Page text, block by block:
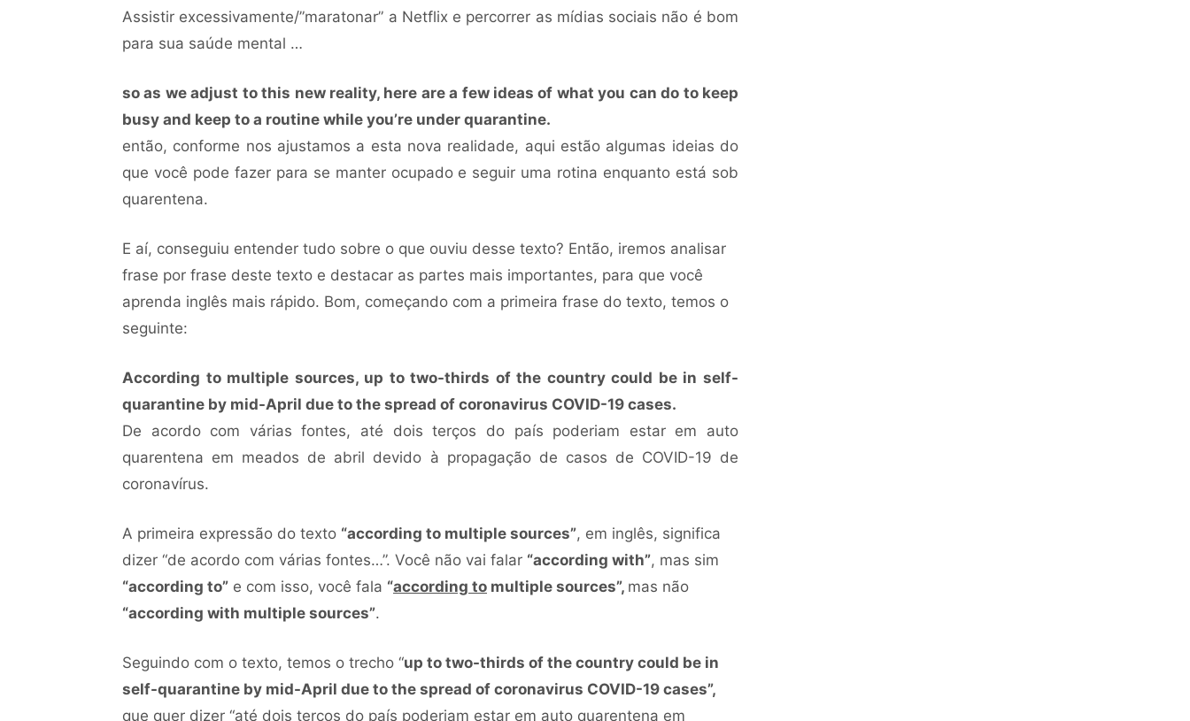
Assistir excessivamente/”maratonar” a Netflix e percorrer as mídias sociais não é bom
para sua saúde mental …
so as we adjust to this new reality, here are a few ideas of what you can do to keep
busy and keep to a routine while you’re under quarantine.
então, conforme nos ajustamos a esta nova realidade, aqui estão algumas ideias do
que você pode fazer para se manter ocupado e seguir uma rotina enquanto está sob
quarentena.
E aí, conseguiu entender tudo sobre o que ouviu desse texto? Então, iremos analisar
frase por frase deste texto e destacar as partes mais importantes, para que você
aprenda inglês mais rápido. Bom, começando com a primeira frase do texto, temos o
seguinte:
According to multiple sources, up to two-thirds of the country could be in self-
quarantine by mid-April due to the spread of coronavirus COVID-19 cases.
De acordo com várias fontes, até dois terços do país poderiam estar em auto
quarentena em meados de abril devido à propagação de casos de COVID-19 de
coronavírus.
A primeira expressão do texto “according to multiple sources”, em inglês, significa
dizer “de acordo com várias fontes…”. Você não vai falar “according with”, mas sim
“according to” e com isso, você fala “according to multiple sources”, mas não
“according with multiple sources”.
Seguindo com o texto, temos o trecho “up to two-thirds of the country could be in
self-quarantine by mid-April due to the spread of coronavirus COVID-19 cases”,
que quer dizer “até dois terços do país poderiam estar em auto quarentena em